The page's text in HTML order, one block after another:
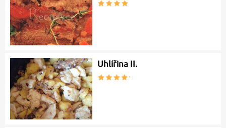
Uhlířina II.